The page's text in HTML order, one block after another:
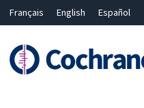
Français English Español